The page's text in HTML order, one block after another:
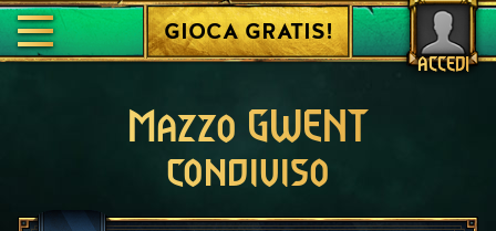
ACCEDI
GIOCA GRATIS!
Mazzo GWENT
condiviso